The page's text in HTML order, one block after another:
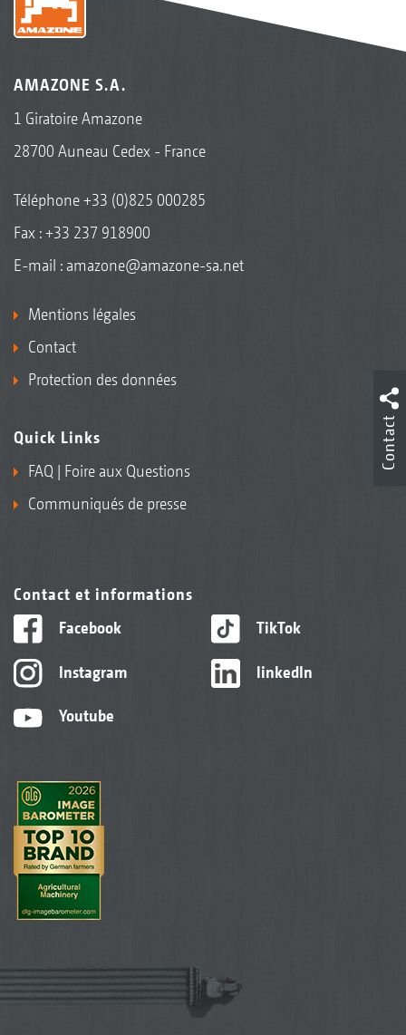
AMAZONE S.A.
1 Giratoire Amazone
28700 Auneau Cedex - France
Téléphone+33 (0)825 000285
Fax : +33 237 918900
E-mail : amazone@amazone-sa.net
Mentions légales
Contact
Protection des données
Quick Links
FAQ | Foire aux Questions
Communiqués de presse
Contact et informations
Facebook
Instagram
Youtube
TikTok
linkedIn
Contact